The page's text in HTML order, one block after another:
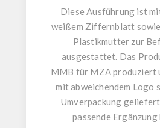
Diese Ausführung ist
weißem Ziffernblatt sowie
Plastikmutter zur
ausgestattet. Das
MMB für MZAproduziert
mit abweichendem Logo
Umverpackung
passende Ergänzung